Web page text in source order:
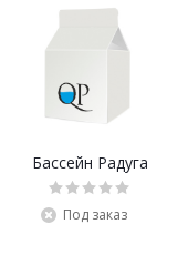
Бассейн Радуга
Под заказ